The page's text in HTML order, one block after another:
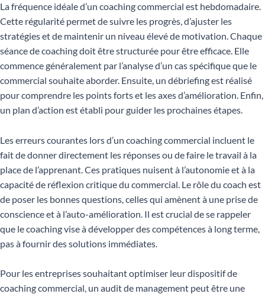
La fréquence idéale d’un coaching commercial est hebdomadaire.
Cette régularité permet de suivre les progrès, d’ajuster les
stratégies et de maintenir un niveau élevé de motivation. Chaque
séance de coaching doit être structurée pour être efficace. Elle
commence généralement par l’analyse d’un cas spécifique que le
commercial souhaite aborder. Ensuite, un débriefing est réalisé
pour comprendre les points forts et les axes d’amélioration. Enfin,
un plan d’action est établi pour guider les prochaines étapes.
Les erreurs courantes lors d’un coaching commercial incluent le
fait de donner directement les réponses ou de faire le travail à la
place de l’apprenant. Ces pratiques nuisent à l’autonomie et à la
capacité de réflexion critique du commercial. Le rôle du coach est
de poser les bonnes questions, celles qui amènent à une prise de
conscience et à l’auto-amélioration. Il est crucial de se rappeler
que le coaching vise à développer des compétences à long terme,
pas à fournir des solutions immédiates.
Pour les entreprises souhaitant optimiser leur dispositif de
coaching commercial, un audit de management peut être une